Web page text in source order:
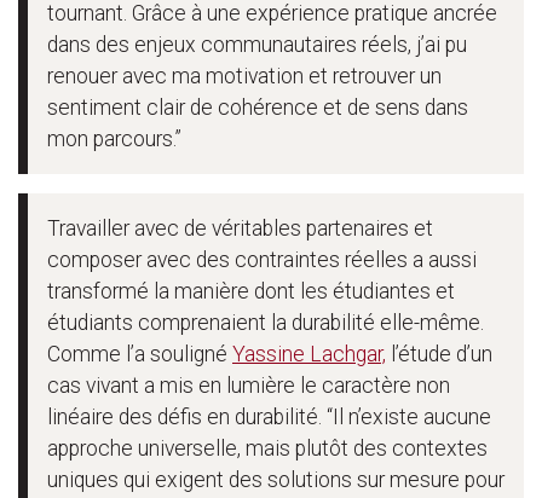
tournant. Grâce à une expérience pratique ancrée
dans des enjeux communautaires réels, j’ai pu
renouer avec ma motivation et retrouver un
sentiment clair de cohérence et de sens dans
mon parcours.”
Travailler avec de véritables partenaires et
composer avec des contraintes réelles a aussi
transformé la manière dont les étudiantes et
étudiants comprenaient la durabilité elle-même.
Comme l’a souligné Yassine Lachgar, l’étude d’un
cas vivant a mis en lumière le caractère non
linéaire des défis en durabilité. “Il n’existe aucune
approche universelle, mais plutôt des contextes
uniques qui exigent des solutions sur mesure pour